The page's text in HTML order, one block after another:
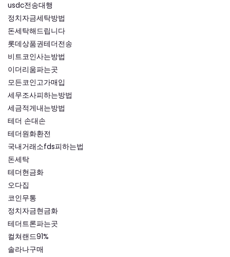
usdc전송대행
정치자금세탁방법
돈세탁해드립니다
롯데상품권테더전송
비트코인사는방법
이더리움파는곳
모든코인고가매입
세무조사피하는방법
세금적게내는방법
테더 손대손
테더원화환전
국내거래소fds피하는법
돈세탁
테더현금화
오다집
코인무통
정치자금현금화
테더트론파는곳
컬쳐랜드91%
솔라나구매